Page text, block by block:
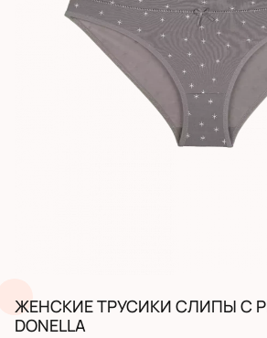
ЖЕНСКИЕ ТРУСИКИ СЛИПЫ С
DONELLA